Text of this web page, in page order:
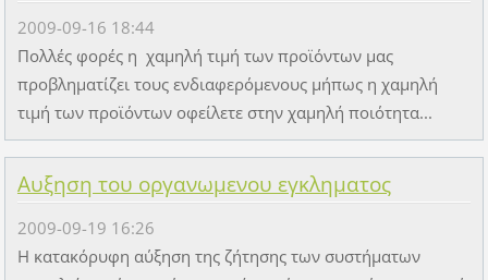
2009-09-16 18:44
Πολλές φορές η χαμηλή τιμή των προϊόντων μας
προβληματίζει τους ενδιαφερόμενους μήπως η χαμηλή
τιμή των προϊόντων οφείλετε στην χαμηλή ποιότητα...
Αυξηση του οργανωμενου εγκληματος
2009-09-19 16:26
Η κατακόρυφη αύξηση της ζήτησης των συστήματων